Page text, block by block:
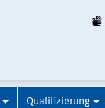
Qualifizierung